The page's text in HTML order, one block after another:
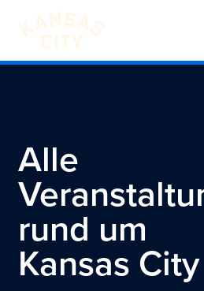
Besuchen Sie KC
Alle
rund um
Kansas City